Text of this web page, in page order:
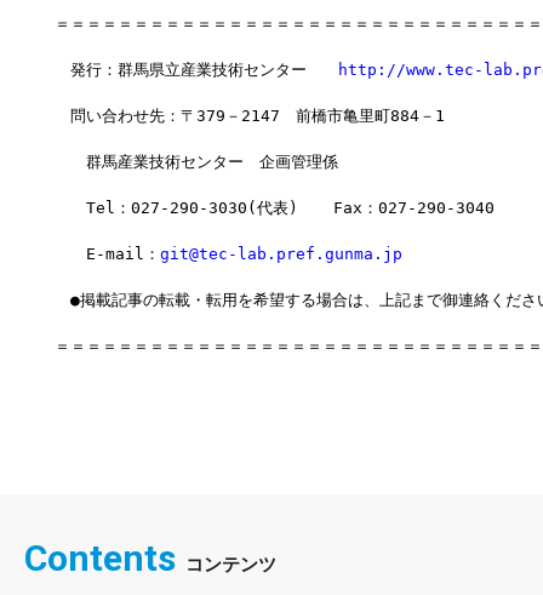
＝＝＝＝＝＝＝＝＝＝＝＝＝＝＝＝＝＝＝＝＝＝＝＝＝＝＝＝＝＝
発行：群馬県立産業技術センター http://www.tec-
問い合わせ先：〒379－2147　前橋市亀里町884－1
群馬産業技術センター　企画管理係
Tel：027-290-3030(代表)  　Fax：027-290-3040
E-mail： git@tec-lab.pref.gunma.jp
●掲載記事の転載・転用を希望する場合は、上記まで御連絡くださ
＝＝＝＝＝＝＝＝＝＝＝＝＝＝＝＝＝＝＝＝＝＝＝＝＝＝＝＝＝＝
Contents